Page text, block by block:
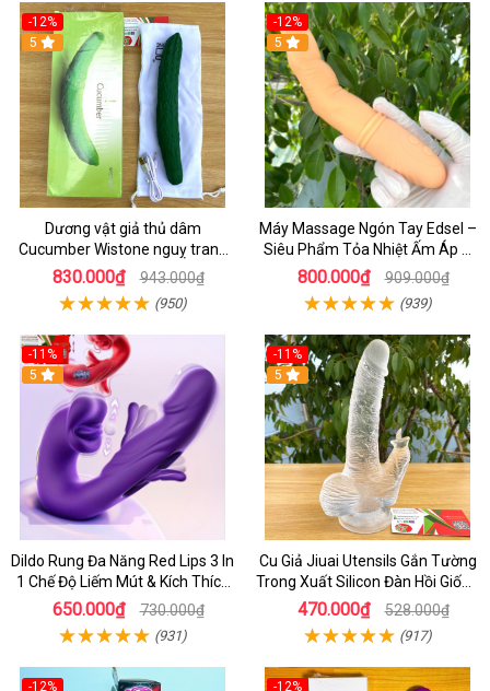
-12%
5
Dương vật giả thủ dâm
Cucumber Wistone nguỵ trang
hình quả dưa Leo
830.000₫ 943.000₫
(950)
-12%
5
Máy Massage Ngón Tay Edsel –
Siêu Phẩm Tỏa Nhiệt Ấm Áp &
Rung Móc Thăng Hoa
800.000₫ 909.000₫
(939)
-11%
5
Dildo Rung Đa Năng Red Lips 3 In
1 Chế Độ Liếm Mút & Kích Thích
Điểm G
650.000₫ 730.000₫
(931)
-11%
5
Cu Giả Jiuai Utensils Gắn Tường
Trong Xuất Silicon Đàn Hồi Giống
Thật
470.000₫ 528.000₫
(917)
-12%
-12%